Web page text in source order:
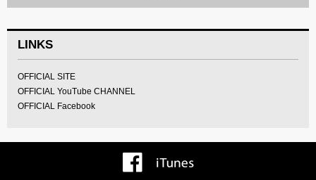
LINKS
OFFICIAL SITE
OFFICIAL YouTube CHANNEL
OFFICIAL Facebook